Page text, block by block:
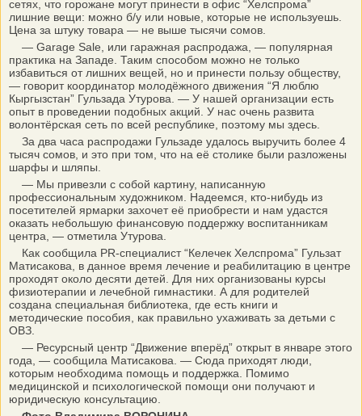
сетях, что горожане могут принести в офис “Хелспрома”
лишние вещи: можно б/у или новые, которые не используешь.
Цена за штуку товара — не выше тысячи сомов.
— Garage Sale, или гаражная распродажа, — популярная
практика на Западе. Таким способом можно не только
избавиться от лишних вещей, но и принести пользу обществу,
— говорит координатор молодёжного движения “Я люблю
Кыргызстан” Гульзада Утурова. — У нашей организации есть
опыт в проведении подобных акций. У нас очень развита
волонтёрская сеть по всей республике, поэтому мы здесь.
За два часа распродажи Гульзаде удалось выручить более 4
тысяч сомов, и это при том, что на её столике были разложены
шарфы и шляпы.
— Мы привезли с собой картину, написанную
профессиональным художником. Надеемся, кто-нибудь из
посетителей ярмарки захочет её приобрести и нам удастся
оказать небольшую финансовую поддержку воспитанникам
центра, — отметила Утурова.
Как сообщила PR-специалист “Келечек Хелспрома” Гульзат
Матисакова, в данное время лечение и реабилитацию в центре
проходят около десяти детей. Для них организованы курсы
физиотерапии и лечебной гимнастики. А для родителей
создана специальная библиотека, где есть книги и
методические пособия, как правильно ухаживать за детьми с
ОВЗ.
— Ресурсный центр “Движение вперёд” открыт в январе этого
года, — сообщила Матисакова. — Сюда приходят люди,
которым необходима помощь и поддержка. Помимо
медицинской и психологической помощи они получают и
юридическую консультацию.